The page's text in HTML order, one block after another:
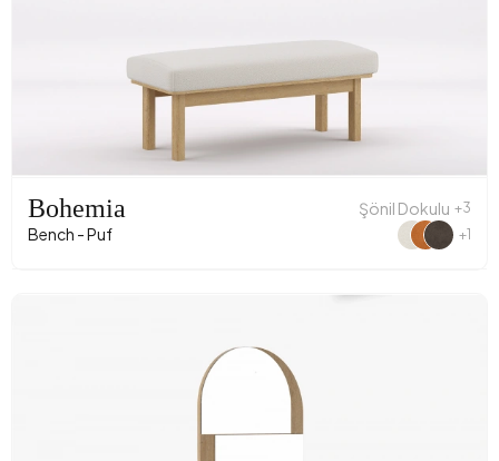
Bohemia
Bench - Puf
Şönil Dokulu +3
+1